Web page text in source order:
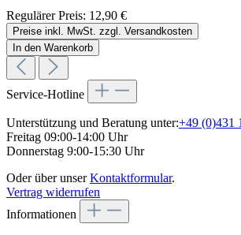
Regulärer Preis: 12,90 €
Preise inkl. MwSt. zzgl. Versandkosten
In den Warenkorb
Service-Hotline
Unterstützung und Beratung unter:+49 (0)431
Freitag 09:00-14:00 Uhr
Donnerstag 9:00-15:30 Uhr
Oder über unserKontaktformular.
Vertrag widerrufen
Informationen